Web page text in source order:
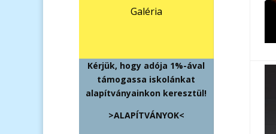
Galéria
Kérjük, hogy adója 1%-ával
támogassa iskolánkat
alapítványainkon keresztül!
>ALAPÍTVÁNYOK<